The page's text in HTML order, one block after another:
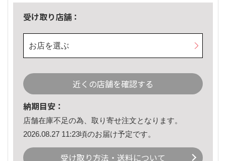
受け取り店舗：
お店を選ぶ
近くの店舗を確認する
納期目安：
店舗在庫不足の為、取り寄せ注文となります。
2026.08.27 11:23頃のお届け予定です。
受け取り方法・送料について